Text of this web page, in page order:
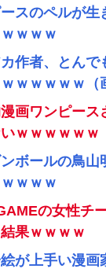
ースのペルが
ｗｗｗ
カ作者、とん
ｗｗｗｗｗ（
漫画ワンピー
ｗｗｗｗｗｗ
ンボールの鳥
ｗｗｗ
の女性チ
果ｗｗｗｗ
絵が上手い漫